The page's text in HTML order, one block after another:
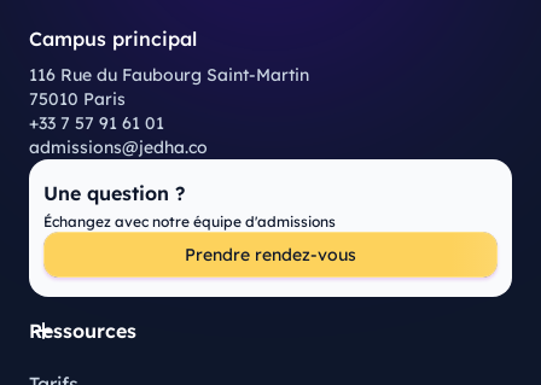
Campus principal
116 Rue du Faubourg Saint-Martin
75010 Paris
+33 7 57 91 61 01
admissions@jedha.co
Une question ?
Échangez avec notre équipe d'admissions
Prendre rendez-vous
Ressources